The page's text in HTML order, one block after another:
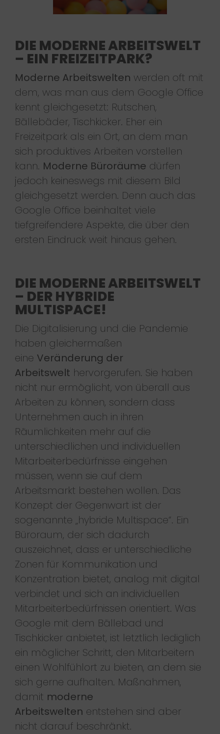
DIE MODERNE ARBEITSWELT
– EIN FREIZEITPARK?
Moderne Arbeitswelten werden oft mit
dem, was man aus dem Google Office
kennt gleichgesetzt: Rutschen,
Bällebäder, Tischkicker. Eher ein
Freizeitpark als ein Ort, an dem man
sich produktives Arbeiten vorstellen
kann. Moderne Büroräume dürfen
jedoch keineswegs mit diesem Bild
gleichgesetzt werden. Denn auch das
Google Office beinhaltet viele
tiefgreifendere Aspekte, die über den
ersten Eindruck weit hinaus gehen.
DIE MODERNE ARBEITSWELT
– DER HYBRIDE
MULTISPACE!
Die Digitalisierung und die Pandemie
haben gleichermaßen
eine Veränderung der
Arbeitswelt hervorgerufen. Sie haben
nicht nur ermöglicht, von überall aus
Arbeiten zu können, sondern dass
Unternehmen auch in ihren
Räumlichkeiten mehr auf die
unterschiedlichen und individuellen
Mitarbeiterbedürfnisse eingehen
müssen, wenn sie auf dem
Arbeitsmarkt bestehen wollen. Das
Konzept der Gegenwart ist der
sogenannte „hybride Multispace“. Ein
Büroraum, der sich dadurch
auszeichnet, dass er unterschiedliche
Zonen für Kommunikation und
Konzentration bietet, analog mit digital
verbindet und sich an individuellen
Mitarbeiterbedürfnissen orientiert. Was
Google mit dem Bällebad und
Tischkicker anbietet, ist letztlich lediglich
ein möglicher Schritt, den Mitarbeitern
einen Wohlfühlort zu bieten, an dem sie
sich gerne aufhalten. Maßnahmen,
damit moderne
Arbeitswelten entstehen sind aber
nicht darauf beschränkt.